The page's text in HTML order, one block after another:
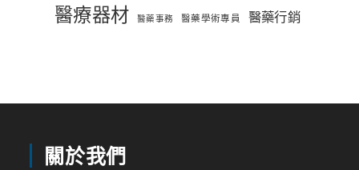
醫療器材 醫藥事務 醫藥學術專員 醫藥行銷
關於我們